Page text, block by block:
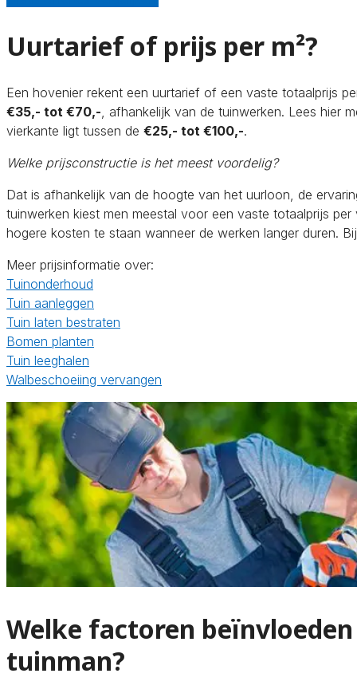
Uurtarief of prijs per m²?
Een hovenier rekent een uurtarief of een vaste totaalprijs
€35,- tot €70,-, afhankelijk van de tuinwerken. Lees hier
vierkante ligt tussen de €25,- tot €100,-.
Welke prijsconstructie is het meest voordelig?
Dat is afhankelijk van de hoogte van het uurloon, de
tuinwerken kiest men meestal voor een vaste totaalprijs
hogere kosten te staan wanneer de werken langer duren.
Meer prijsinformatie over:
Tuinonderhoud
Tuin aanleggen
Tuin laten bestraten
Bomen planten
Tuin leeghalen
Walbeschoeiing vervangen
Welke factoren
tuinman?